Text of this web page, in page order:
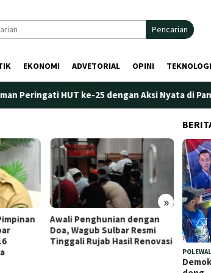
Pencarian
EKONOMI ADVETORIAL OPINI TEKNOLOGI
HUT ke-25 dengan Aksi Nyata di Pantai
»
Plt. Kepala Bapperida Sulbar
Tekankan Sinergi
Perencanaan dan Penguatan